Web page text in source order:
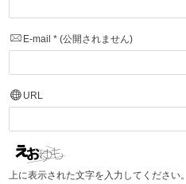
E-mail * (公開されません)
URL
上に表示された文字を入力してください。